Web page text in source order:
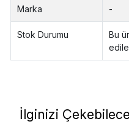
Marka -
Stok Durumu
Bu
İlginizi